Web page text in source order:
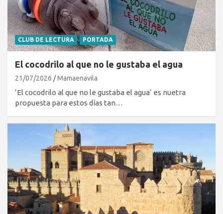
CLUB DE LECTURA PORTADA
El cocodrilo al que no le gustaba el agua
21/07/2026 Mamaenavila
‘El cocodrilo al que no le gustaba el agua‘ es nuetra
propuesta para estos días tan…